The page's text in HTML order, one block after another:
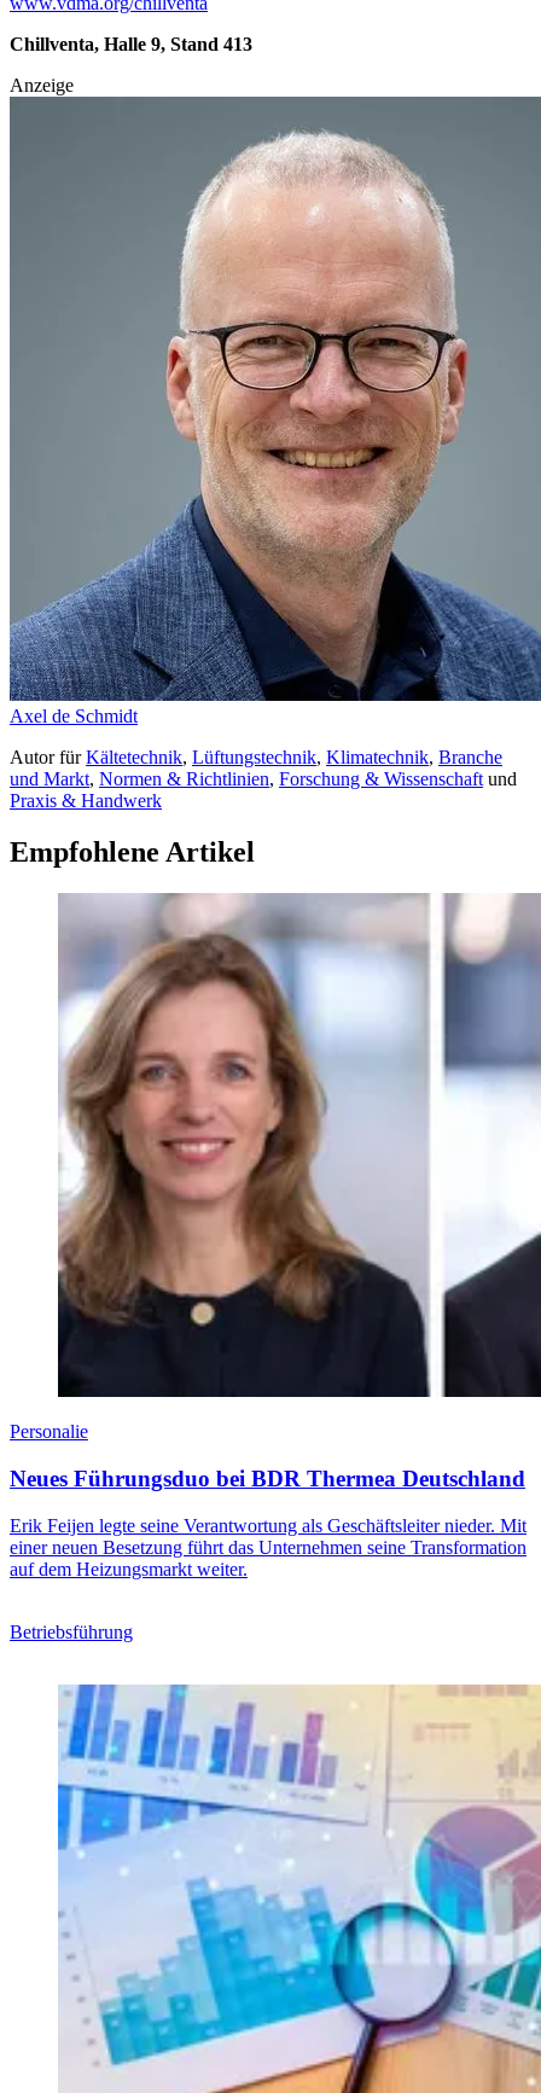
Chillventa, Halle 9, Stand 413
Anzeige
Axel de Schmidt
AutorfürKältetechnik, Lüftungstechnik, Klimatechnik, Branche
und Markt, Normen & Richtlinien, Forschung & Wissenschaft und
Praxis & Handwerk
Empfohlene Artikel
Personalie
Neues Führungsduo bei BDR Thermea Deutschland
Erik Feijen legte seine Verantwortung als Geschäftsleiter nieder. Mit
einer neuen Besetzung führt das Unternehmen seine Transformation
auf dem Heizungsmarkt weiter.
Betriebsführung